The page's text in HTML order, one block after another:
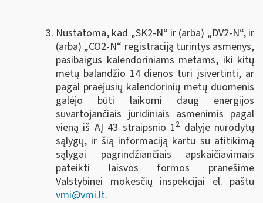
Nustatoma, kad „SK2-N“ ir (arba) „DV2-N“, ir
(arba) „CO2-N“ registraciją turintys asmenys,
pasibaigus kalendoriniams metams, iki kitų
metų balandžio 14 dienos turi įsivertinti, ar
pagal praėjusių kalendorinių metų duomenis
galėjo būti laikomi daug energijos
suvartojančiais juridiniais asmenimis pagal
vieną iš AĮ 43 straipsnio 12 dalyje nurodytų
sąlygų, ir šią informaciją kartu su atitikimą
sąlygai pagrindžiančiais apskaičiavimais
pateikti laisvos formos pranešime
Valstybinei mokesčių inspekcijai el. paštu
vmi@vmi.lt.